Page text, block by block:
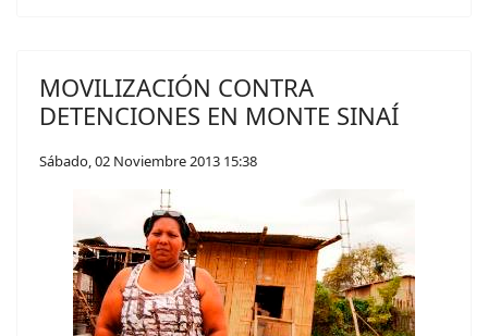
MOVILIZACIÓN CONTRA
DETENCIONES EN MONTE SINAÍ
Sábado, 02 Noviembre 2013 15:38